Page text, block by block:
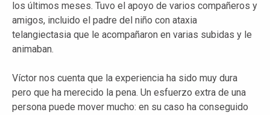
los últimos meses. Tuvo el apoyo de varios compañeros y
amigos, incluido el padre del niño con ataxia
telangiectasia que le acompañaron en varias subidas y le
animaban.
Víctor nos cuenta que la experiencia ha sido muy dura
pero que ha merecido la pena. Un esfuerzo extra de una
persona puede mover mucho: en su caso ha conseguido